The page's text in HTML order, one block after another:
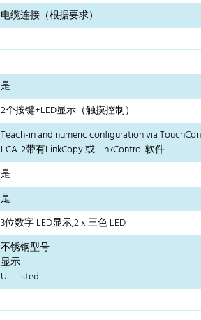
电缆连接（根据要求）
是
2个按键+LED显示（触摸控制）
Teach-in and numeric configuration via
LCA-2带有LinkCopy 或 LinkControl 软件
是
是
3位数字 LED显示,2 x 三色 LED
不锈钢型号
显示
UL Listed